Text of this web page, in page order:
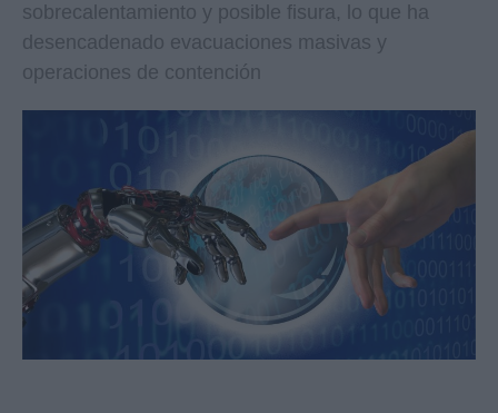
sobrecalentamiento y posible fisura, lo que ha
desencadenado evacuaciones masivas y
operaciones de contención